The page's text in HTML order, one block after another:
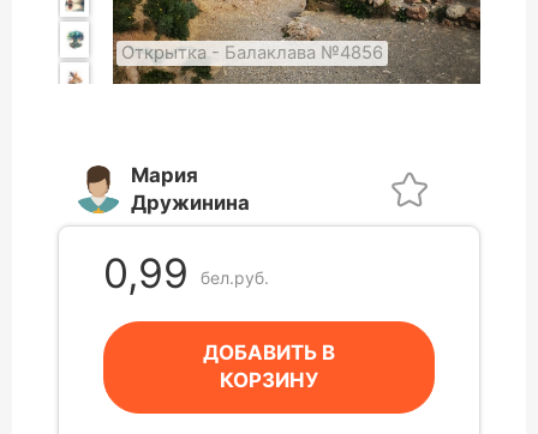
Открытка - Балаклава №4856
Мария
Дружинина
0,99 бел.руб.
ДОБАВИТЬ В
КОРЗИНУ